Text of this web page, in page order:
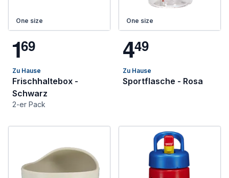
One size
169
Zu Hause
Frischhaltebox -
Schwarz
2-er Pack
One size
449
Zu Hause
Sportflasche - Rosa